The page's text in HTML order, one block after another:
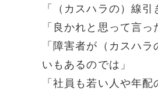
「（カスハラの）線引
「良かれと思って言
「障害者が（カスハ
いもあるのでは」
「社員も若い人や年